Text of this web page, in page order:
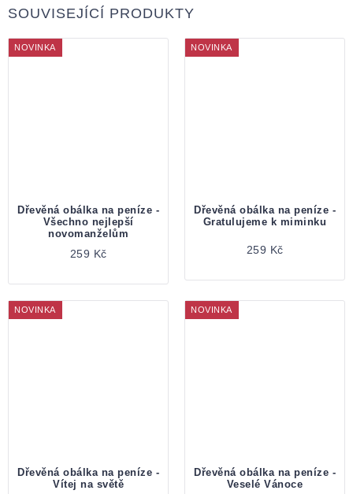
SOUVISEJÍCÍ PRODUKTY
NOVINKA
Dřevěná obálka na peníze -
Všechno nejlepší
novomanželům
259 Kč
NOVINKA
Dřevěná obálka na peníze -
Gratulujeme k miminku
259 Kč
NOVINKA
Dřevěná obálka na peníze -
Vítej na světě
NOVINKA
Dřevěná obálka na peníze -
Veselé Vánoce